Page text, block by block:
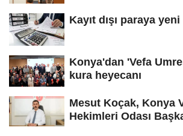
Kayıt dışı paraya
Konya'dan 'Vefa
kura heyecanı
Mesut Koçak, Konya
Hekimleri Odası